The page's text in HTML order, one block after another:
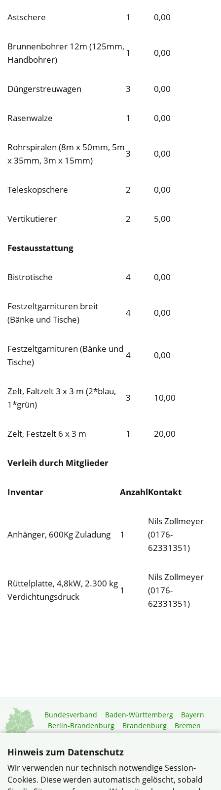
Astschere 1 0,00
Brunnenbohrer 12m (125mm,
Handbohrer)
1 0,00
Düngerstreuwagen 3 0,00
Rasenwalze 1 0,00
Rohrspiralen (8m x 50mm, 5m
x 35mm, 3m x 15mm)
3 0,00
Teleskopschere 2 0,00
Vertikutierer 2 5,00
Festausstattung
Bistrotische 4 0,00
Festzeltgarnituren breit
(Bänke und Tische)
4 0,00
Festzeltgarnituren (Bänke und
Tische)
4 0,00
Zelt, Faltzelt 3 x 3 m (2*blau,
1*grün)
3 10,00
Zelt, Festzelt 6 x 3 m 1 20,00
Verleih durch Mitglieder
Inventar AnzahlKontakt
Anhänger, 600Kg Zuladung 1
Nils Zollmeyer
(0176-
62331351)
Rüttelplatte, 4,8kW, 2.300 kg
Verdichtungsdruck
1
Nils Zollmeyer
(0176-
62331351)
Bundesverband Baden-Württemberg
Bayern
Berlin-Brandenburg
Brandenburg
Bremen
Niedersachsen
Rheinland-Pfalz
Saarland
Sachsen-Anhalt
Schleswig-Holstein
Thüringen
Mitgliedermagazin
Gartenberatung
Hinweis zum Datenschutz
Wir verwenden nur technisch notwendige Session-
Cookies. Diese werden automatisch gelöscht, sobald